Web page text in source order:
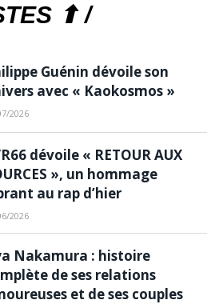
⬆ /
Guénin dévoile son
avec « Kaokosmos »
2026
dévoile « RETOUR AUX
», un hommage
au rap d’hier
2026
Nakamura : histoire
de ses relations
et de ses couples